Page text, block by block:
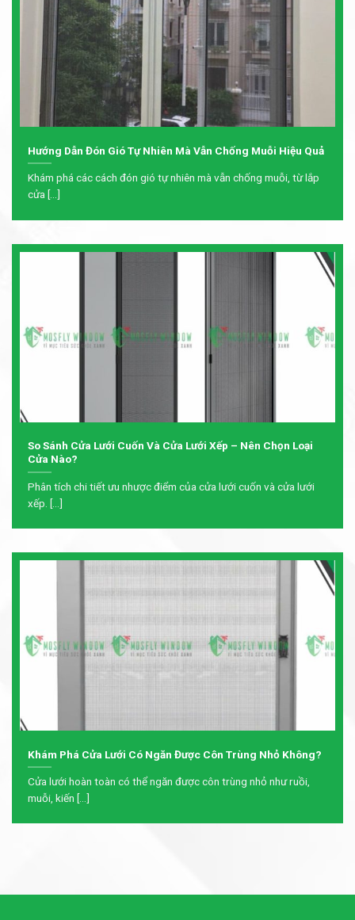
Hướng Dẫn Đón Gió Tự Nhiên Mà Vẫn Chống Muỗi Hiệu Quả
Khám phá các cách đón gió tự nhiên mà vẫn chống muỗi, từ lắp
cửa [...]
So Sánh Cửa Lưới Cuốn Và Cửa Lưới Xếp – Nên Chọn Loại
Cửa Nào?
Phân tích chi tiết ưu nhược điểm của cửa lưới cuốn và cửa lưới
xếp. [...]
Khám Phá Cửa Lưới Có Ngăn Được Côn Trùng Nhỏ Không?
Cửa lưới hoàn toàn có thể ngăn được côn trùng nhỏ như ruồi,
muỗi, kiến [...]